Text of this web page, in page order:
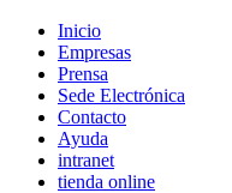
Inicio
Empresas
Prensa
Sede Electrónica
Contacto
Ayuda
intranet
tienda online